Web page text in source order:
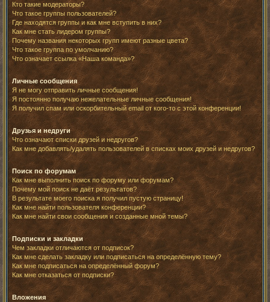
Кто такие модераторы?
Что такое группы пользователей?
Где находятся группы и как мне вступить в них?
Как мне стать лидером группы?
Почему названия некоторых групп имеют разные цвета?
Что такое группа по умолчанию?
Что означает ссылка «Наша команда»?
Личные сообщения
Я не могу отправить личные сообщения!
Я постоянно получаю нежелательные личные сообщения!
Я получил спам или оскорбительный email от кого-то с этой конференции!
Друзья и недруги
Что означают списки друзей и недругов?
Как мне добавлять/удалять пользователей в списках моих друзей и недругов?
Поиск по форумам
Как мне выполнить поиск по форуму или форумам?
Почему мой поиск не даёт результатов?
В результате моего поиска я получил пустую страницу!
Как мне найти пользователя конференции?
Как мне найти свои сообщения и созданные мной темы?
Подписки и закладки
Чем закладки отличаются от подписок?
Как мне сделать закладку или подписаться на определённую тему?
Как мне подписаться на определённый форум?
Как мне отказаться от подписки?
Вложения